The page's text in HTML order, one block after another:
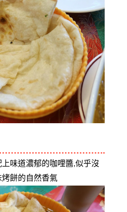
味道濃郁的咖哩醬,似乎沒
餅的自然香氣